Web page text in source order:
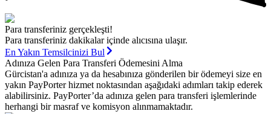
Para transferiniz gerçekleşti!
Para transferiniz dakikalar içinde alıcısına ulaşır.
En Yakın Temsilcinizi Bul
Adınıza Gelen Para Transferi Ödemesini Alma
Gürcistan'a adınıza ya da hesabınıza gönderilen bir ödemeyi size en
yakın PayPorter hizmet noktasından aşağıdaki adımları takip ederek
alabilirsiniz. PayPorter’da adınıza gelen para transferi işlemlerinde
herhangi bir masraf ve komisyon alınmamaktadır.